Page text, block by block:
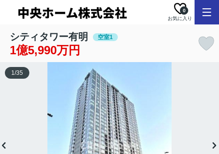
お気に入り
0
シティタワー有明 空室1
1億5,990万円
1/35